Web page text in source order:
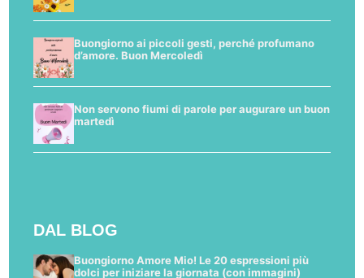
Buongiorno ai piccoli gesti, perché profumano
d’amore. Buon Mercoledì
Non servono fiumi di parole per augurare un buon
martedì
DAL BLOG
Buongiorno Amore Mio! Le 20 espressioni più
dolci per iniziare la giornata (con immagini)